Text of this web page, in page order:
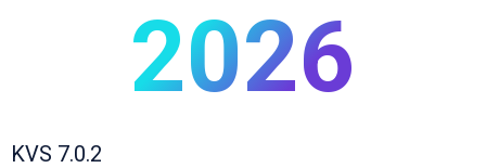
2026
KVS 7.0.2